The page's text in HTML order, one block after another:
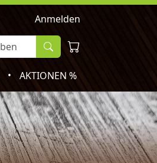
Anmelden
• AKTIONEN %